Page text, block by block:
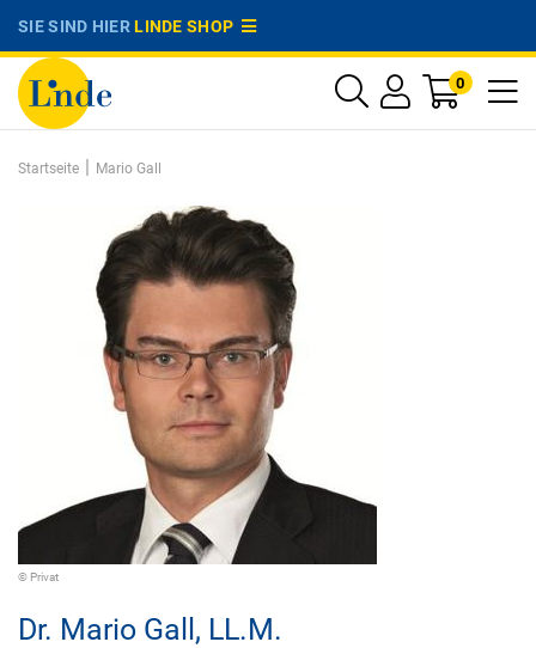
SIE SIND HIERLINDE SHOP
0
Startseite | Mario Gall
© Privat
Dr. Mario Gall, LL.M.